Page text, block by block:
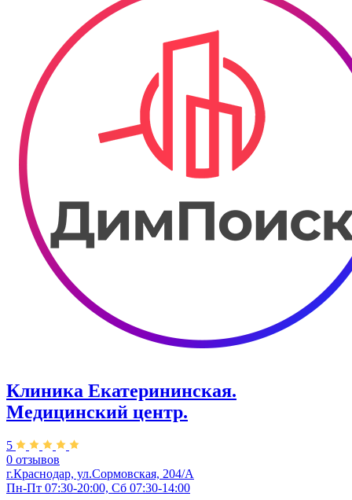
Клиника Екатерининская.
Медицинский центр.
5
0 отзывов
г.Краснодар, ул.Сормовская, 204/А
Пн-Пт 07:30-20:00, Сб 07:30-14:00